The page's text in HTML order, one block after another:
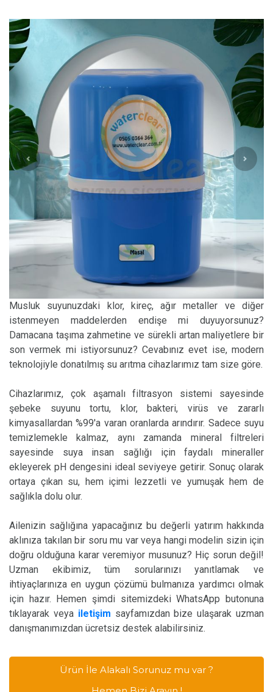
Musluk suyunuzdaki klor, kireç, ağır metaller ve diğer
istenmeyen maddelerden endişe mi duyuyorsunuz?
Damacana taşıma zahmetine ve sürekli artan maliyetlere bir
son vermek mi istiyorsunuz? Cevabınız evet ise, modern
teknolojiyle donatılmış su arıtma cihazlarımız tam size göre.
Cihazlarımız, çok aşamalı filtrasyon sistemi sayesinde
şebeke suyunu tortu, klor, bakteri, virüs ve zararlı
kimyasallardan %99'a varan oranlarda arındırır. Sadece suyu
temizlemekle kalmaz, aynı zamanda mineral filtreleri
sayesinde suya insan sağlığı için faydalı mineraller
ekleyerek pH dengesini ideal seviyeye getirir. Sonuç olarak
ortaya çıkan su, hem içimi lezzetli ve yumuşak hem de
sağlıkla dolu olur.
Ailenizin sağlığına yapacağınız bu değerli yatırım hakkında
aklınıza takılan bir soru mu var veya hangi modelin sizin için
doğru olduğuna karar veremiyor musunuz? Hiç sorun değil!
Uzman ekibimiz, tüm sorularınızı yanıtlamak ve
ihtiyaçlarınıza en uygun çözümü bulmanıza yardımcı olmak
için hazır. Hemen şimdi sitemizdeki WhatsApp butonuna
tıklayarak veya iletişim sayfamızdan bize ulaşarak uzman
danışmanımızdan ücretsiz destek alabilirsiniz.
Ürün İle Alakalı Sorunuz mu var ?